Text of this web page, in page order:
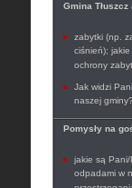
Gmina Tłuszcz
zabytki (np.
ciśnień);
ochrony
Jak widzi
naszej gminy?
Pomysły na
jakie są Pani/
odpadami w